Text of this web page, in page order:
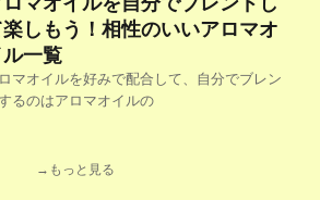
しもう！相性のいいアロマオ
ル一覧
マオイルを好みで配合して、自分でブレン
るのはアロマオイルの
→もっと見る